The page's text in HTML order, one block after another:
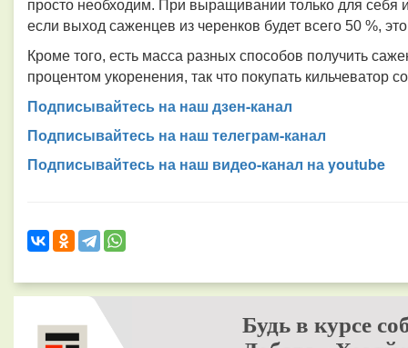
просто необходим. При выращивании только для себя
если выход саженцев из черенков будет всего 50 %,
Кроме того, есть масса разных способов получить
процентом укоренения, так что покупать кильчеватор
Подписывайтесь на наш дзен-канал
Подписывайтесь на наш телеграм-канал
Подписывайтесь на наш видео-канал на youtube
Будь в курсе